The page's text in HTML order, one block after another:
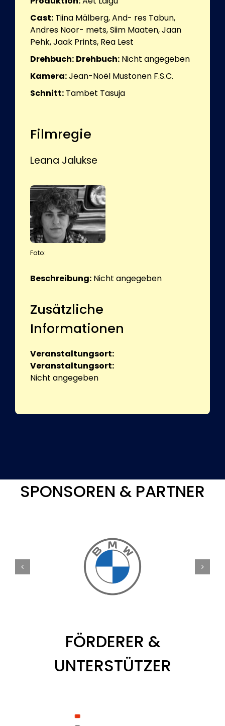
Cast: Tiina Mälberg, And- res Tabun,
Andres Noor- mets, Siim Maaten, Jaan
Pehk, Jaak Prints, Rea Lest
Drehbuch: Drehbuch: Nicht angegeben
Kamera:Jean-Noël Mustonen F.S.C.
Schnitt: Tambet Tasuja
Filmregie
Leana Jalukse
Foto:
Beschreibung: Nicht angegeben
Zusätzliche
Informationen
Veranstaltungsort:
Veranstaltungsort:
Nicht angegeben
SPONSOREN & PARTNER
FÖRDERER &
UNTERSTÜTZER